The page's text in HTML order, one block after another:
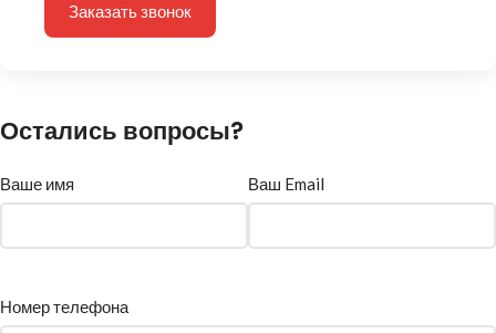
Заказать звонок
Остались вопросы?
Ваше имя Ваш Email
Номер телефона